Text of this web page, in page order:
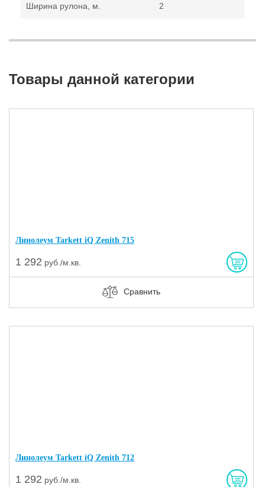
Ширина рулона, м. 2
Товары данной категории
Линолеум Tarkett iQ Zenith 715
1 292 руб./м.кв.
Сравнить
Линолеум Tarkett iQ Zenith 712
1 292 руб./м.кв.